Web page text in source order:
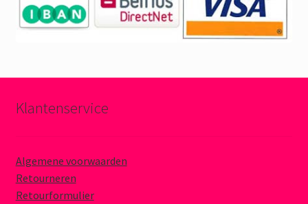
Klantenservice
Algemene voorwaarden
Retourneren
Retourformulier